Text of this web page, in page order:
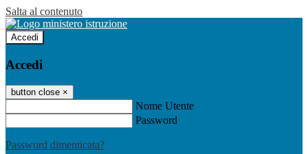
Salta al contenuto
Accedi
Accedi
button close ×
Nome Utente
Password
Password dimenticata?